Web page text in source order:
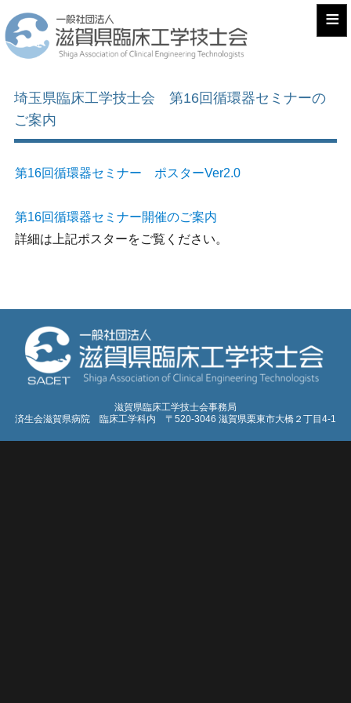
≡
埼玉県臨床工学技士会 第16回循環器セミナーの
ご案内
第16回循環器セミナー ポスターVer2.0
第16回循環器セミナー開催のご案内
詳細は上記ポスターをご覧ください。
滋賀県臨床工学技士会事務局
済生会滋賀県病院 臨床工学科内 〒520-3046 滋賀県栗東市大橋２丁目4-1